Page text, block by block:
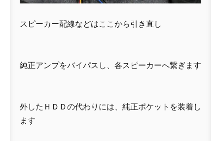
スピーカー配線などはここから引き直し
純正アンプをバイパスし、各スピーカーへ繋ぎます
外したＨＤＤの代わりには、純正ポケットを装着し
ます